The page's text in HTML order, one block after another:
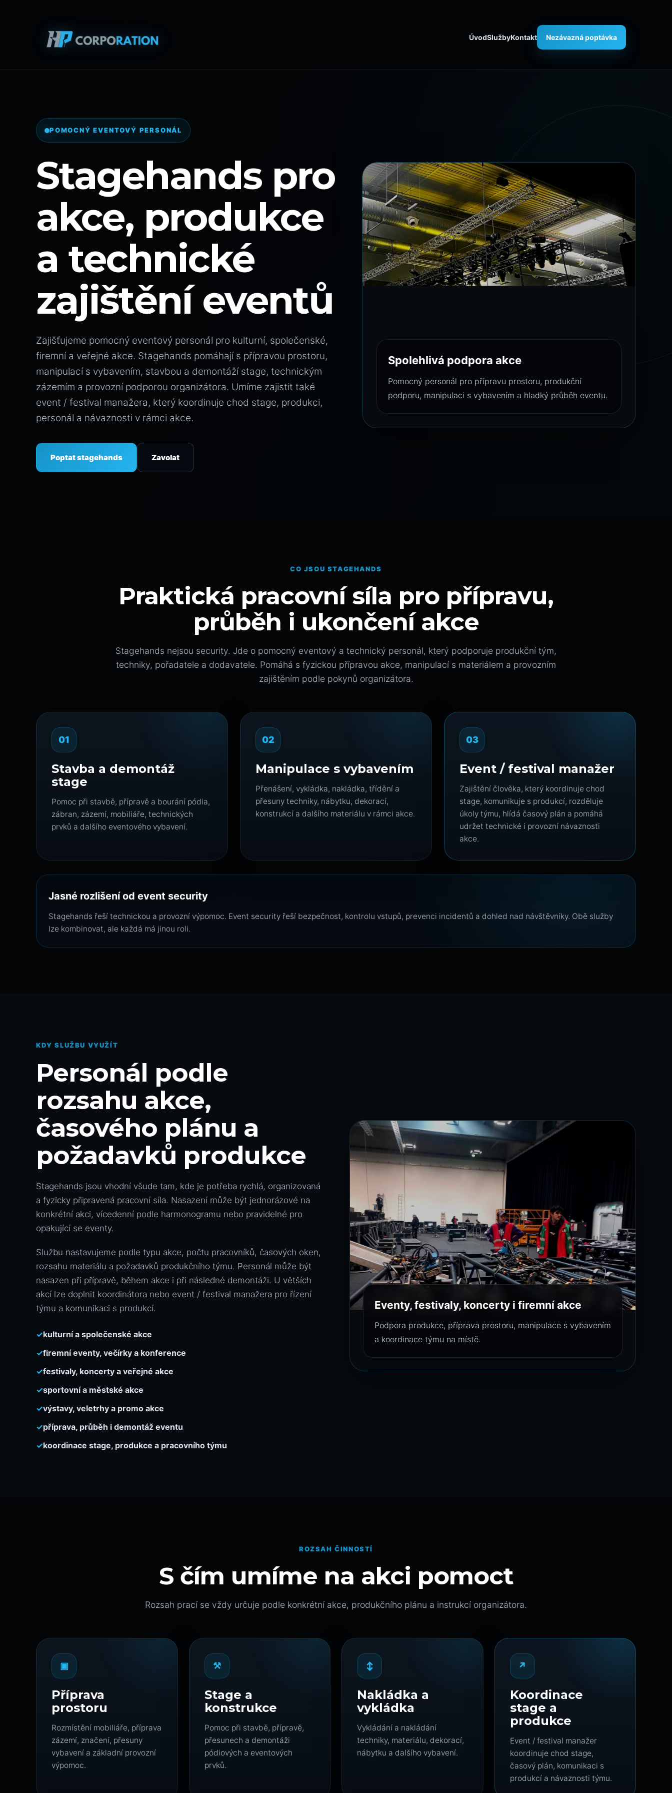
ÚvodSlužbyKontakt Nezávazná poptávka
POMOCNÝ EVENTOVÝ PERSONÁL
Stagehands pro
akce, produkce
a technické
zajištění eventů
Zajišťujeme pomocný eventový personál pro kulturní, společenské,
firemní a veřejné akce. Stagehands pomáhají s přípravou prostoru,
manipulací s vybavením, stavbou a demontáží stage, technickým
zázemím a provozní podporou organizátora. Umíme zajistit také
event / festival manažera, který koordinuje chod stage, produkci,
personál a návaznosti v rámci akce.
Poptat stagehands Zavolat
Spolehlivá podpora akce
Pomocný personál pro přípravu prostoru, produkční
podporu, manipulaci s vybavením a hladký průběh eventu.
CO JSOU STAGEHANDS
Praktická pracovní síla pro přípravu,
průběh i ukončení akce
Stagehands nejsou security. Jde o pomocný eventový a technický personál, který podporuje produkční tým,
techniky, pořadatele a dodavatele. Pomáhá s fyzickou přípravou akce, manipulací s materiálem a provozním
zajištěním podle pokynů organizátora.
01
Stavba a demontáž
stage
Pomoc při stavbě, přípravě a bourání pódia,
zábran, zázemí, mobiliáře, technických
prvků a dalšího eventového vybavení.
02
Manipulace s vybavením
Přenášení, vykládka, nakládka, třídění a
přesuny techniky, nábytku, dekorací,
konstrukcí a dalšího materiálu v rámci akce.
03
Event / festival manažer
Zajištění člověka, který koordinuje chod
stage, komunikuje s produkcí, rozděluje
úkoly týmu, hlídá časový plán a pomáhá
udržet technické i provozní návaznosti
akce.
Jasné rozlišení od event security
Stagehands řeší technickou a provozní výpomoc. Event security řeší bezpečnost, kontrolu vstupů, prevenci incidentů a dohled nad návštěvníky. Obě služby
lze kombinovat, ale každá má jinou roli.
KDY SLUŽBU VYUŽÍT
Personál podle
rozsahu akce,
časového plánu a
požadavků produkce
Stagehands jsou vhodní všude tam, kde je potřeba rychlá, organizovaná
a fyzicky připravená pracovní síla. Nasazení může být jednorázové na
konkrétní akci, vícedenní podle harmonogramu nebo pravidelné pro
opakující se eventy.
Službu nastavujeme podle typu akce, počtu pracovníků, časových oken,
rozsahu materiálu a požadavků produkčního týmu. Personál může být
nasazen při přípravě, během akce i při následné demontáži. U větších
akcí lze doplnit koordinátora nebo event / festival manažera pro řízení
týmu a komunikaci s produkcí.
✓kulturní a společenské akce
✓firemní eventy, večírky a konference
✓festivaly, koncerty a veřejné akce
✓sportovní a městské akce
✓výstavy, veletrhy a promo akce
✓příprava, průběh i demontáž eventu
✓koordinace stage, produkce a pracovního týmu
Eventy, festivaly, koncerty i firemní akce
Podpora produkce, příprava prostoru, manipulace s vybavením
a koordinace týmu na místě.
ROZSAH ČINNOSTÍ
S čím umíme na akci pomoct
Rozsah prací se vždy určuje podle konkrétní akce, produkčního plánu a instrukcí organizátora.
▣
Příprava
prostoru
Rozmístění mobiliáře, příprava
zázemí, značení, přesuny
vybavení a základní provozní
výpomoc.
⚒
Stage a
konstrukce
Pomoc při stavbě, přípravě,
přesunech a demontáži
pódiových a eventových
prvků.
↕
Nakládka a
vykládka
Vykládání a nakládání
techniky, materiálu, dekorací,
nábytku a dalšího vybavení.
↗
Koordinace
stage a
produkce
Event / festival manažer
koordinuje chod stage,
časový plán, komunikaci s
produkcí a návaznosti týmu.